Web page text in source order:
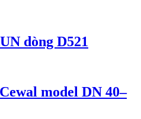
dòng D521
model DN 40–